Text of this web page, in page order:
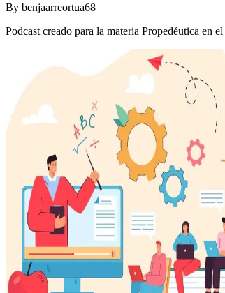
By benjaarreortua68
Podcast creado para la materia Propedéutica en